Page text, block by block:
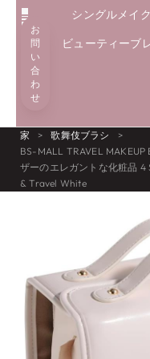
お
問
い
合
わ
せ
シングルメイ
ビューティーブ
家 > 歌舞伎ブラシ
>
BS-MALL TRAVEL MAKEUP
ザーのエレガントな化粧品 4
& Travel White